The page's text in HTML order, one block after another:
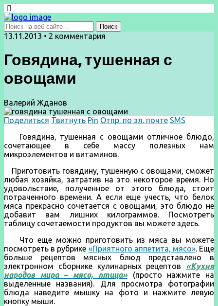
13.11.2013 • 2 комментария
Говядина, тушенная с
овощами
Валерий Жданов
Поделиться Твитнуть Pin Отпр. по эл. почте SMS
Говядина, тушенная с овощами отличное блюдо,
сочетающее в себе массу полезных нам
микроэлементов и витаминов.
Приготовить говядину, тушенную с овощами, сможет
любая хозяйка, затратив на это некоторое время. Но
удовольствие, полученное от этого блюда, стоит
потраченного времени. А если еще учесть, что белок
мяса прекрасно сочетается с овощами, это блюдо не
добавит вам лишних килограммов. Посмотреть
таблицу сочетаемости продуктов вы можете здесь.
Что еще можно приготовить из мяса вы можете
посмотреть в рубрике «Приятного аппетита, мясо». Еще
больше рецептов мясных блюд представлено в
электронном сборнике кулинарных рецептов «Кухня
народов мира – мясо, птица»(просто нажмите на
выделенные названия). Для просмотра фотографии
блюда наведите мышку на фото и нажмите левую
кнопку мыши.